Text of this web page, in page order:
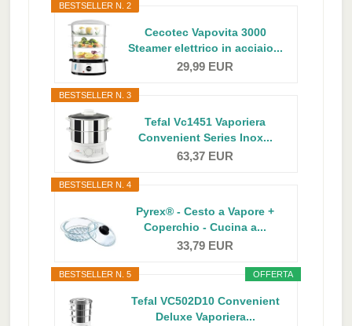
BESTSELLER N. 2
Cecotec Vapovita 3000
Steamer elettrico in acciaio...
29,99 EUR
BESTSELLER N. 3
Tefal Vc1451 Vaporiera
Convenient Series Inox...
63,37 EUR
BESTSELLER N. 4
Pyrex® - Cesto a Vapore +
Coperchio - Cucina a...
33,79 EUR
OFFERTA
BESTSELLER N. 5
Tefal VC502D10 Convenient
Deluxe Vaporiera...